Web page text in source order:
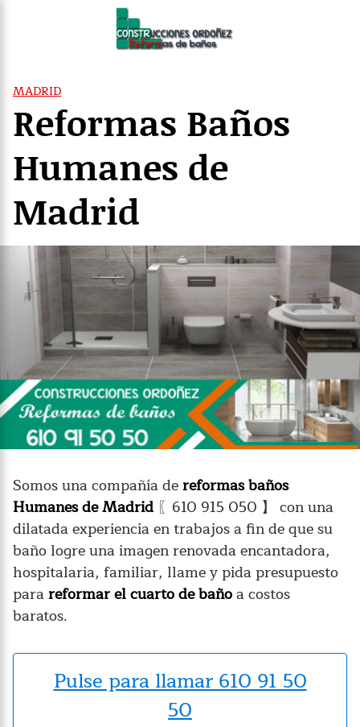
MADRID
Reformas Baños
Humanes de
Madrid
Somos una compañía dereformas baños
Humanes de Madrid 〖610 915 050 】 con una
dilatada experiencia en trabajos a fin de que su
baño logre una imagen renovada encantadora,
hospitalaria, familiar, llame y pida presupuesto
parareformar el cuarto de bañoa costos
baratos.
Pulse para llamar 610 91 50
50